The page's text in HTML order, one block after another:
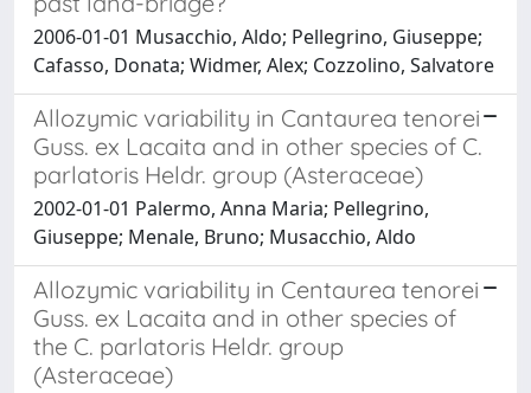
2006-01-01 Musacchio, Aldo; Pellegrino, Giuseppe;
Cafasso, Donata; Widmer, Alex; Cozzolino, Salvatore
Allozymic variability in Cantaurea tenorei
Guss. ex Lacaita and in other species of C.
parlatoris Heldr. group (Asteraceae)
2002-01-01 Palermo, Anna Maria; Pellegrino,
Giuseppe; Menale, Bruno; Musacchio, Aldo
Allozymic variability in Centaurea tenorei
Guss. ex Lacaita and in other species of
the C. parlatoris Heldr. group
(Asteraceae)